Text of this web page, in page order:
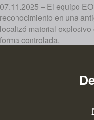
07.11.2025 – El equipo
reconocimiento en una
localizó material
forma controlada.